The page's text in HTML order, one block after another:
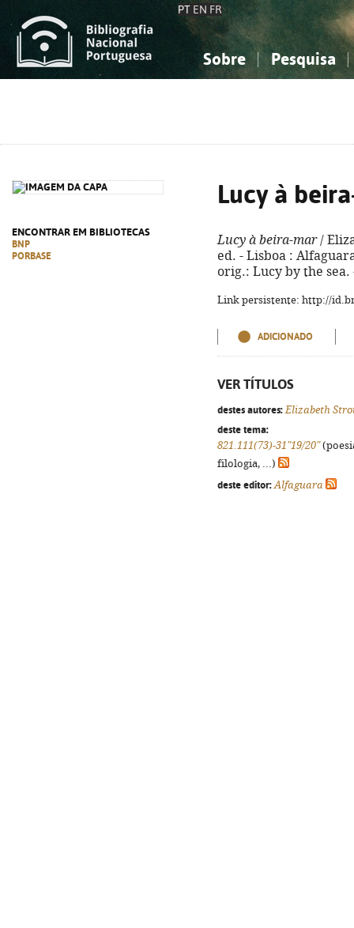
PT EN FR
Sobre Pesquisa
ENCONTRAR EM BIBLIOTECAS
BNP
PORBASE
Lucy à
Lucy à beira-mar/
ed. - Lisboa :
orig.: Lucy by the sea.
Link persistente: http://
ADICIONADO
VER TÍTULOS
destes autores: Elizabeth
deste tema:
821.111(73)-31"19/20"
filologia, ...)
deste editor: Alfaguara